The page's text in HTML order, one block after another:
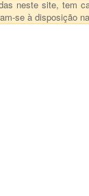
neste site, tem
se à disposição